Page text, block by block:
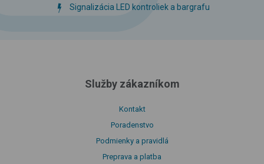
Signalizácia LED kontroliek a bargrafu
Služby zákazníkom
Kontakt
Poradenstvo
Podmienky a pravidlá
Preprava a platba